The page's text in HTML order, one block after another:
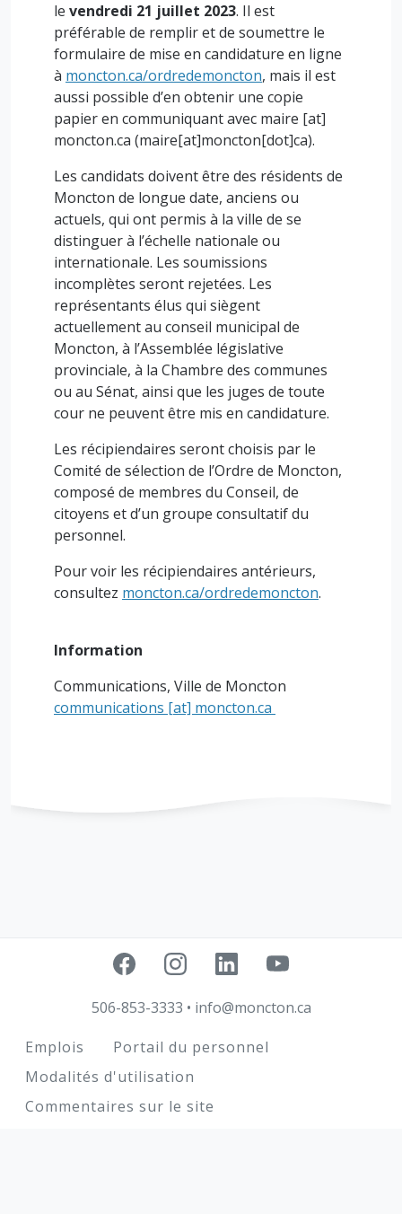
le vendredi 21 juillet 2023. Il est
préférable de remplir et de soumettre le
formulaire de mise en candidature en ligne
à moncton.ca/ordredemoncton, mais il est
aussi possible d’en obtenir une copie
papier en communiquant avec maire [at]
moncton.ca (maire[at]moncton[dot]ca).
Les candidats doivent être des résidents de
Moncton de longue date, anciens ou
actuels, qui ont permis à la ville de se
distinguer à l’échelle nationale ou
internationale. Les soumissions
incomplètes seront rejetées. Les
représentants élus qui siègent
actuellement au conseil municipal de
Moncton, à l’Assemblée législative
provinciale, à la Chambre des communes
ou au Sénat, ainsi que les juges de toute
cour ne peuvent être mis en candidature.
Les récipiendaires seront choisis par le
Comité de sélection de l’Ordre de Moncton,
composé de membres du Conseil, de
citoyens et d’un groupe consultatif du
personnel.
Pour voir les récipiendaires antérieurs,
consultez moncton.ca/ordredemoncton.
Information
Communications, Ville de Moncton
communications [at] moncton.ca
506-853-3333 • info@moncton.ca
Footer
Emplois
Portail du personnel
Modalités d'utilisation
Commentaires sur le site